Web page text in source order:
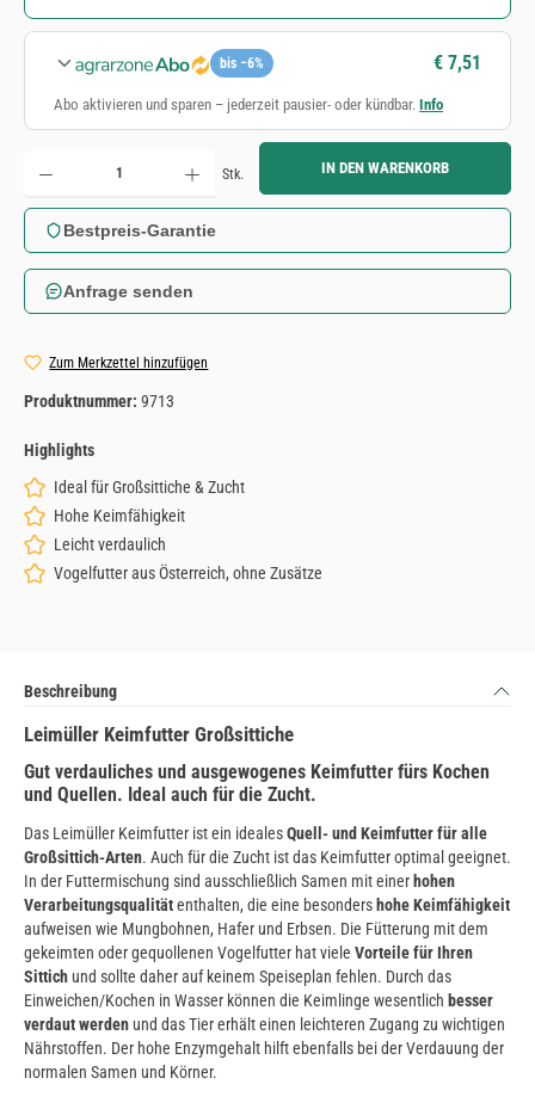
bis −6% € 7,51
Abo aktivieren und sparen – jederzeit pausier- oder kündbar. Info
Produkt Anzahl: Gib den gewünschten Wert ein oder benutze die Schaltflächen um die Anzahl zu
Stk. IN DEN WARENKORB
Bestpreis-Garantie
Anfrage senden
Zum Merkzettel hinzufügen
Produktnummer: 9713
Highlights
Ideal für Großsittiche & Zucht
Hohe Keimfähigkeit
Leicht verdaulich
Vogelfutter aus Österreich, ohne Zusätze
Beschreibung
Leimüller Keimfutter Großsittiche
Gut verdauliches und ausgewogenes Keimfutter fürs Kochen
und Quellen. Ideal auch für die Zucht.
Das Leimüller Keimfutter ist ein idealesQuell- und Keimfutter für alle
Großsittich-Arten. Auch für die Zucht ist das Keimfutter optimal geeignet.
In der Futtermischung sind ausschließlich Samen mit einer hohen
Verarbeitungsqualitätenthalten, die eine besonders hohe Keimfähigkeit
aufweisen wie Mungbohnen, Hafer und Erbsen. Die Fütterung mit dem
gekeimten oder gequollenen Vogelfutter hat viele Vorteile für Ihren
Sittich und sollte daher auf keinem Speiseplan fehlen. Durch das
Einweichen/Kochen in Wasser können die Keimlinge wesentlich besser
verdaut werden und das Tier erhält einen leichteren Zugang zu wichtigen
Nährstoffen. Der hohe Enzymgehalt hilft ebenfalls bei der Verdauung der
normalen Samen und Körner.